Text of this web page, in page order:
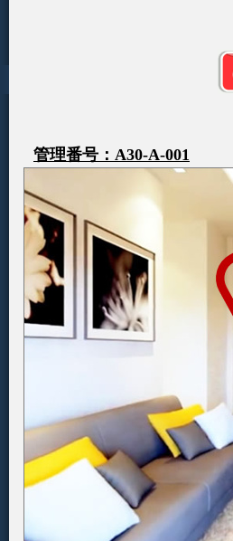
管理番号：A30-A-001